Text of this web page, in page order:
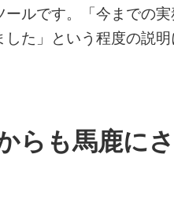
ルです。「今までの
た」という程度の説
らも馬鹿に